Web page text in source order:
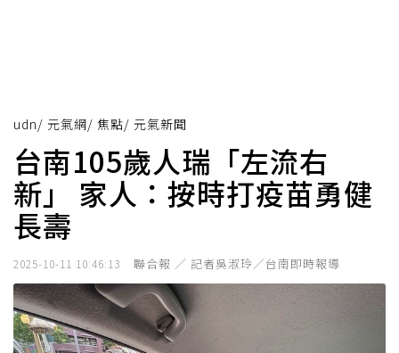
udn/ 元氣網/ 焦點/ 元氣新聞
台南105歲人瑞「左流右
新」 家人：按時打疫苗勇健
長壽
2025-10-11 10:46:13 聯合報 ／ 記者吳淑玲／台南即時報導